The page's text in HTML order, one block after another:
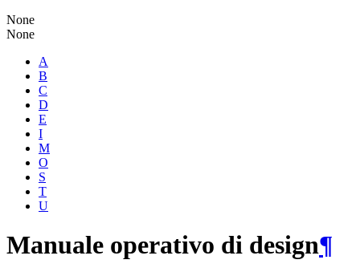
None
None
A
B
C
D
E
I
M
O
S
T
U
Manuale operativo di design¶